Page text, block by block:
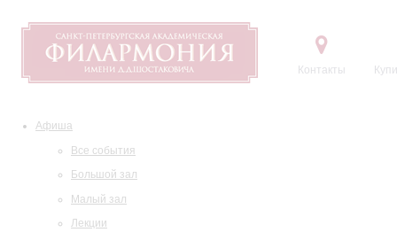
Контакты
Афиша
Все события
Большой зал
Малый зал
Лекции